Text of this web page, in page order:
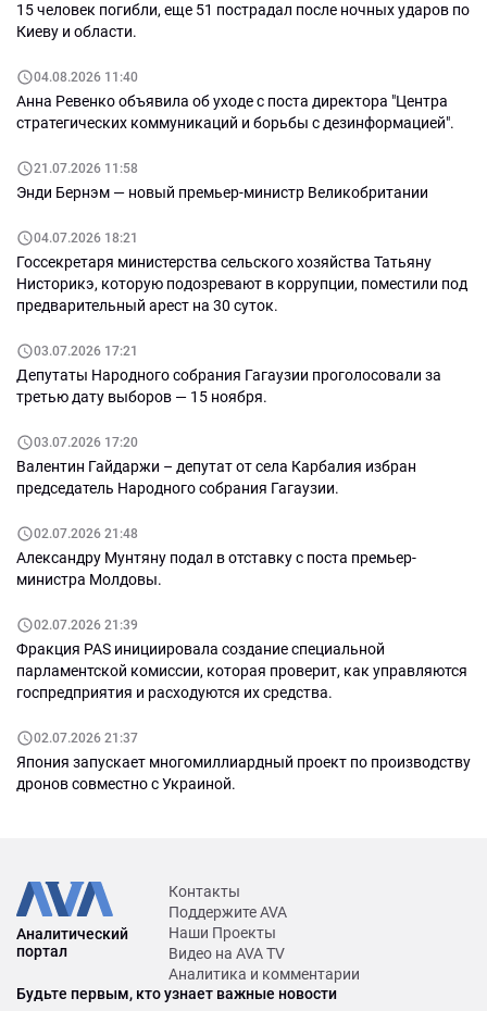
15 человек погибли, еще 51 пострадал после ночных ударов по
Киеву и области.
04.08.2026 11:40
Анна Ревенко объявила об уходе с поста директора "Центра
стратегических коммуникаций и борьбы с дезинформацией".
21.07.2026 11:58
Энди Бернэм — новый премьер-министр Великобритании
04.07.2026 18:21
Госсекретаря министерства сельского хозяйства Татьяну
Нисторикэ, которую подозревают в коррупции, поместили под
предварительный арест на 30 суток.
03.07.2026 17:21
Депутаты Народного собрания Гагаузии проголосовали за
третью дату выборов — 15 ноября.
03.07.2026 17:20
Валентин Гайдаржи – депутат от села Карбалия избран
председатель Народного собрания Гагаузии.
02.07.2026 21:48
Александру Мунтяну подал в отставку с поста премьер-
министра Молдовы.
02.07.2026 21:39
Фракция PAS инициировала создание специальной
парламентской комиссии, которая проверит, как управляются
госпредприятия и расходуются их средства.
02.07.2026 21:37
Япония запускает многомиллиардный проект по производству
дронов совместно с Украиной.
Аналитический
портал
Контакты
Поддержите AVA
Наши Проекты
Видео на AVA TV
Аналитика и комментарии
Будьте первым, кто узнает важные новости